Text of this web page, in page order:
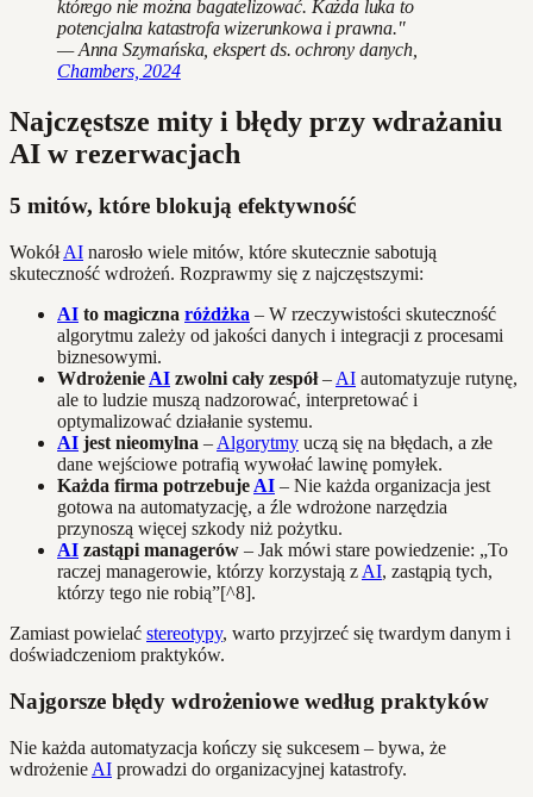
którego nie można bagatelizować. Każda luka to
potencjalna katastrofa wizerunkowa i prawna."
— Anna Szymańska, ekspert ds. ochrony danych,
Chambers, 2024
Najczęstsze mity i błędy przy wdrażaniu
AI w rezerwacjach
5 mitów, które blokują efektywność
WokółAI narosło wiele mitów, które skutecznie sabotują
skuteczność wdrożeń. Rozprawmy się z najczęstszymi:
AI to magiczna różdżka – W rzeczywistości skuteczność
algorytmu zależy od jakości danych i integracji z procesami
biznesowymi.
Wdrożenie AI zwolni cały zespół– AI automatyzuje rutynę,
ale to ludzie muszą nadzorować, interpretować i
optymalizować działanie systemu.
AI jest nieomylna – Algorytmy uczą się na błędach, a złe
dane wejściowe potrafią wywołać lawinę pomyłek.
Każda firma potrzebuje AI – Nie każda organizacja jest
gotowa na automatyzację, a źle wdrożone narzędzia
przynoszą więcej szkody niż pożytku.
AI zastąpi managerów – Jak mówi stare powiedzenie: „To
raczej managerowie, którzy korzystają z AI, zastąpią tych,
którzy tego nie robią”[^8].
Zamiast powielać stereotypy, warto przyjrzeć się twardym danym i
doświadczeniom praktyków.
Najgorsze błędy wdrożeniowe według praktyków
Nie każda automatyzacja kończy się sukcesem – bywa, że
wdrożenie AI prowadzi do organizacyjnej katastrofy.